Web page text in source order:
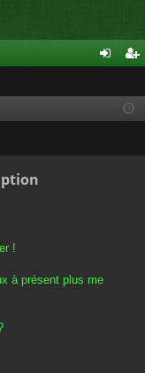
cri
!
à présent plus me